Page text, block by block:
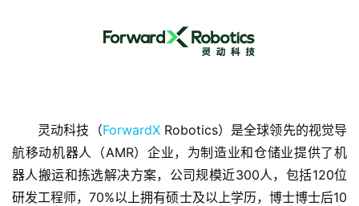
灵动科技（ForwardX Robotics）是全球领先的视觉导
航移动机器人（AMR）企业，为制造业和仓储业提供了机
器人搬运和拣选解决方案，公司规模近300人，包括120位
研发工程师，70%以上拥有硕士及以上学历，博士博士后10